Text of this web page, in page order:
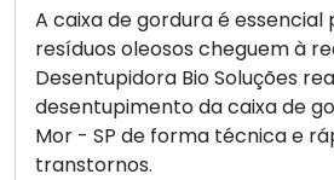
A caixa de gordura é
resíduos oleosos cheguem à
Desentupidora Bio Soluções
desentupimento da caixa de
Mor - SP de forma técnica e
transtornos.